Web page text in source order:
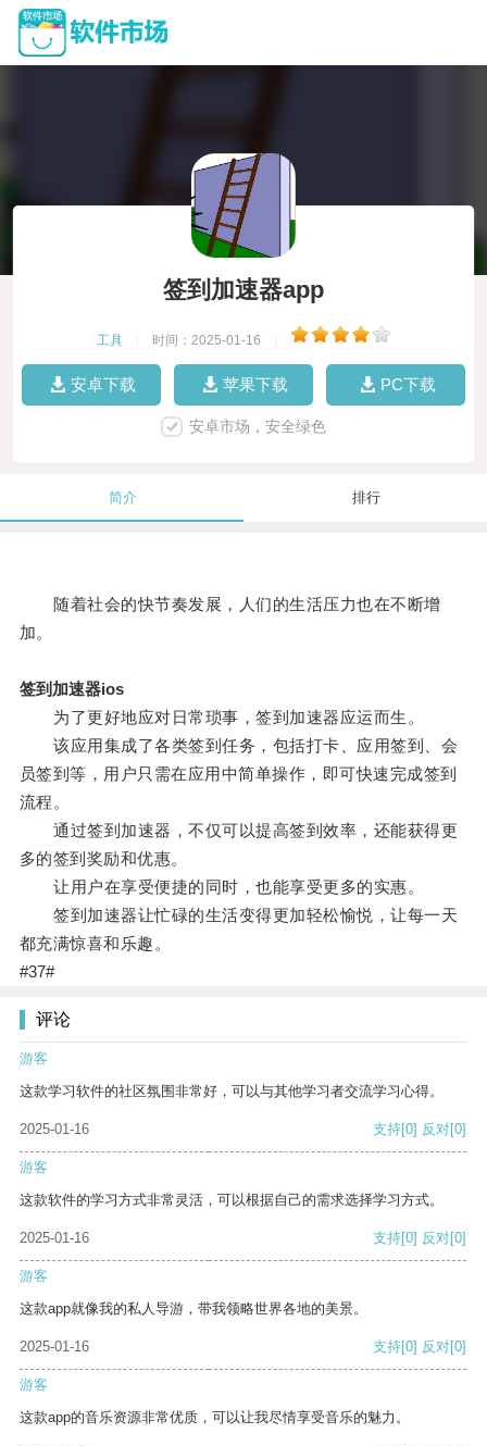
签到加速器app
工具 时间：2025-01-16
安卓下载 苹果下载 PC下载
安卓市场，安全绿色
简介 排行
随着社会的快节奏发展，人们的生活压力也在不断增
加。
签到加速器ios
为了更好地应对日常琐事，签到加速器应运而生。
该应用集成了各类签到任务，包括打卡、应用签到、会
员签到等，用户只需在应用中简单操作，即可快速完成签到
流程。
通过签到加速器，不仅可以提高签到效率，还能获得更
多的签到奖励和优惠。
让用户在享受便捷的同时，也能享受更多的实惠。
签到加速器让忙碌的生活变得更加轻松愉悦，让每一天
都充满惊喜和乐趣。
#37#
评论
游客
这款学习软件的社区氛围非常好，可以与其他学习者交流学习心得。
2025-01-16 支持[0] 反对[0]
游客
这款软件的学习方式非常灵活，可以根据自己的需求选择学习方式。
2025-01-16 支持[0] 反对[0]
游客
这款app就像我的私人导游，带我领略世界各地的美景。
2025-01-16 支持[0] 反对[0]
游客
这款app的音乐资源非常优质，可以让我尽情享受音乐的魅力。